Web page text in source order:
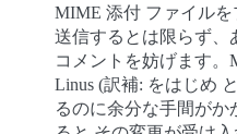
MIME 添付 ファイル
送信するとは限らず、
コメントを妨げます
Linus (訳補: をはじめ
るのに余分な手間が